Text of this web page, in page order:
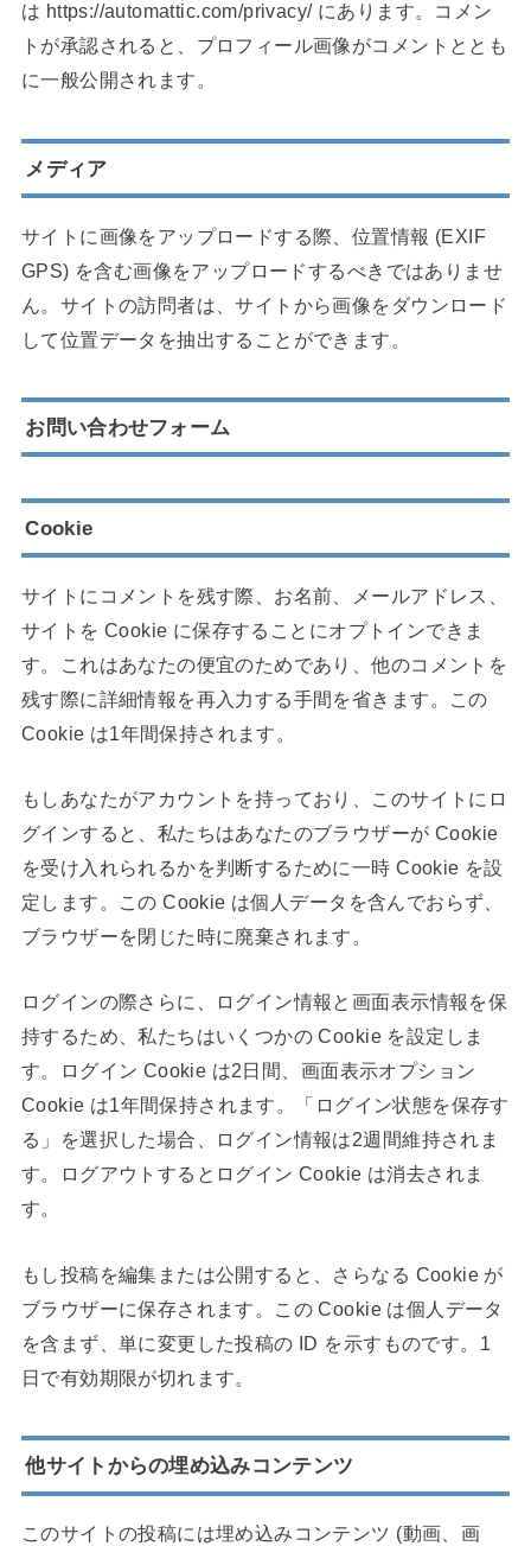
は https://automattic.com/privacy/ にあります。コメン
トが承認されると、プロフィール画像がコメントととも
に一般公開されます。
メディア
サイトに画像をアップロードする際、位置情報 (EXIF
GPS) を含む画像をアップロードするべきではありませ
ん。サイトの訪問者は、サイトから画像をダウンロード
して位置データを抽出することができます。
お問い合わせフォーム
Cookie
サイトにコメントを残す際、お名前、メールアドレス、
サイトを Cookie に保存することにオプトインできま
す。これはあなたの便宜のためであり、他のコメントを
残す際に詳細情報を再入力する手間を省きます。この
Cookie は1年間保持されます。
もしあなたがアカウントを持っており、このサイトにロ
グインすると、私たちはあなたのブラウザーが Cookie
を受け入れられるかを判断するために一時 Cookie を設
定します。この Cookie は個人データを含んでおらず、
ブラウザーを閉じた時に廃棄されます。
ログインの際さらに、ログイン情報と画面表示情報を保
持するため、私たちはいくつかの Cookie を設定しま
す。ログイン Cookie は2日間、画面表示オプション
Cookie は1年間保持されます。「ログイン状態を保存す
る」を選択した場合、ログイン情報は2週間維持されま
す。ログアウトするとログイン Cookie は消去されま
す。
もし投稿を編集または公開すると、さらなる Cookie が
ブラウザーに保存されます。この Cookie は個人データ
を含まず、単に変更した投稿の ID を示すものです。1
日で有効期限が切れます。
他サイトからの埋め込みコンテンツ
このサイトの投稿には埋め込みコンテンツ (動画、画